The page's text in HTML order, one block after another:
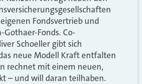
Fondsvertrieb und
Fonds. Co-
Schoeller gibt sich
neue Modell Kraft entfalten
rechnet mit einem neuen,
– und will daran teilhaben.